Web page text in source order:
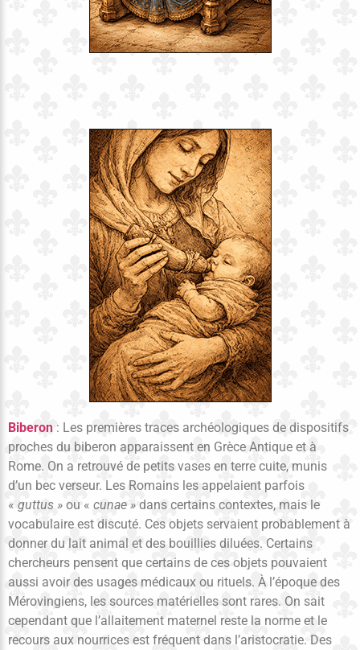
Biberon : Les premières traces archéologiques de dispositifs
proches du biberon apparaissent en Grèce Antique et à
Rome. On a retrouvé de petits vases en terre cuite, munis
d’un bec verseur. Les Romains les appelaient parfois
« guttus » ou « cunae » dans certains contextes, mais le
vocabulaire est discuté. Ces objets servaient probablement à
donner du lait animal et des bouillies diluées. Certains
chercheurs pensent que certains de ces objets pouvaient
aussi avoir des usages médicaux ou rituels. À l’époque des
Mérovingiens, les sources matérielles sont rares. On sait
cependant que l’allaitement maternel reste la norme et le
recours aux nourrices est fréquent dans l’aristocratie. Des